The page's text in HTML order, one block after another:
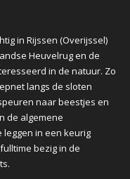
in Rijssen (Overijssel)
Heuvelrug en de
in de natuur. Zo
langs de sloten
naar beestjes en
de algemene
in een keurig
bezig in de